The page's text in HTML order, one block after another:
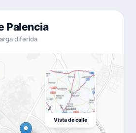
Palencia
diferida
Vista de calle